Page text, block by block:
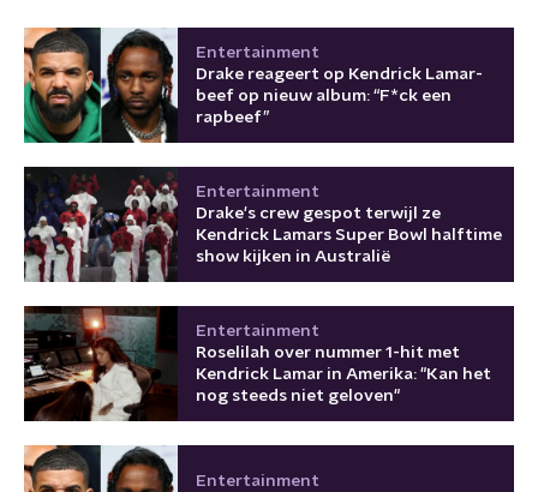
Entertainment
Drake reageert op Kendrick Lamar-
beef op nieuw album: “F*ck een
rapbeef”
Entertainment
Drake's crew gespot terwijl ze
Kendrick Lamars Super Bowl halftime
show kijken in Australië
Entertainment
Roselilah over nummer 1-hit met
Kendrick Lamar in Amerika: "Kan het
nog steeds niet geloven"
Entertainment